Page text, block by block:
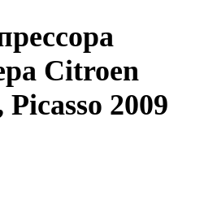
Citroen
2009